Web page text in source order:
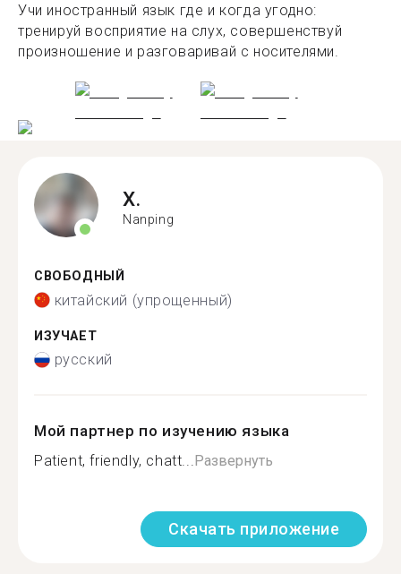
Учи иностранный язык где и когда угодно:
тренируй восприятие на слух, совершенствуй
произношение и разговаривай с носителями.
X.
Nanping
СВОБОДНЫЙ
китайский (упрощенный)
ИЗУЧАЕТ
русский
Мой партнер по изучению языка
Patient, friendly, chatt...Развернуть
Скачать приложение